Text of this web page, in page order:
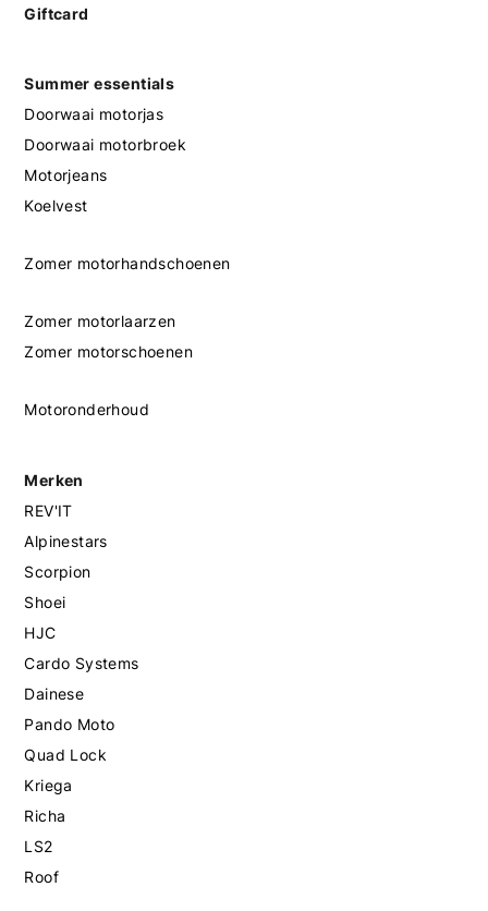
Giftcard
Summer essentials
Doorwaai motorjas
Doorwaai motorbroek
Motorjeans
Koelvest
Zomer motorhandschoenen
Zomer motorlaarzen
Zomer motorschoenen
Motoronderhoud
Merken
REV'IT
Alpinestars
Scorpion
Shoei
HJC
Cardo Systems
Dainese
Pando Moto
Quad Lock
Kriega
Richa
LS2
Roof